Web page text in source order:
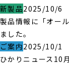
新製品2025/10/6
製品情報に「オー
ました。
ご案内2025/10/1
ひかりニュース10